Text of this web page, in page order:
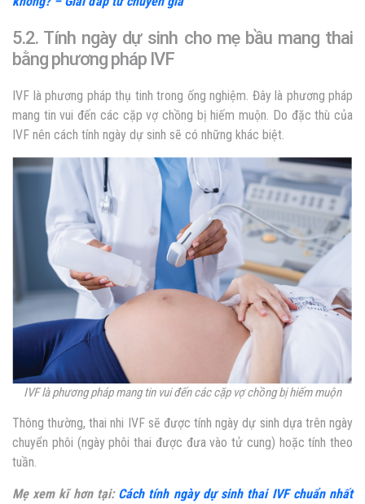
5.2. Tính ngày dự sinh cho mẹ bầu mang thai
bằng phương pháp IVF
IVF là phương pháp thụ tinh trong ống nghiệm. Đây là phương pháp
mang tin vui đến các cặp vợ chồng bị hiếm muộn. Do đặc thù của
IVF nên cách tính ngày dự sinh sẽ có những khác biệt.
IVF là phương pháp mang tin vui đến các cặp vợ chồng bị hiếm muộn
Thông thường, thai nhi IVF sẽ được tính ngày dự sinh dựa trên ngày
chuyển phôi (ngày phôi thai được đưa vào tử cung) hoặc tính theo
tuần.
Mẹ xem kĩ hơn tại: Cách tính ngày dự sinh thai IVF chuẩn nhất